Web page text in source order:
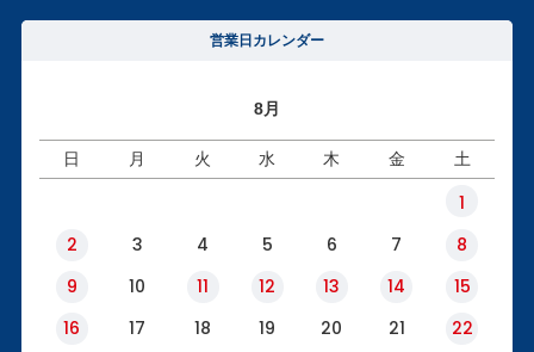
営業日カレンダー
8月
日 月 火 水 木 金 土
1
2
3 4 5 6 7
8
9
10 11 12 13 14
15
16
17 18 19 20 21
22